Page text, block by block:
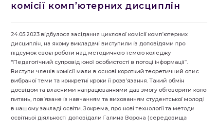
комісії комп’ютерних дисциплін
24.05.2023 відбулося засідання циклової комісії комп’ютерних
дисциплін, на якому викладачі виступили із доповідями про
підсумок своєї роботи над методичною темою коледжу
“Педагогічний супровід юної особистості в потоці інформації”.
Виступи членів комісії мали в основі короткий теоретичний опис
вибраної теми та конкретні кроки її розв’язання. Такий обмін
досвідом та власними напрацюваннями дав змогу обговорити коло
питань, пов’язане із навчанням та вихованням студентської молоді
в нашому закладі освіти. Зокрема, про нові технології та методи
освітньої діяльності доповідали Галина Ворона (середовища